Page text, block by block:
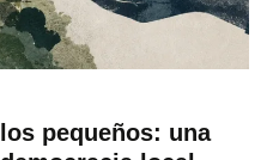
pequeños: una